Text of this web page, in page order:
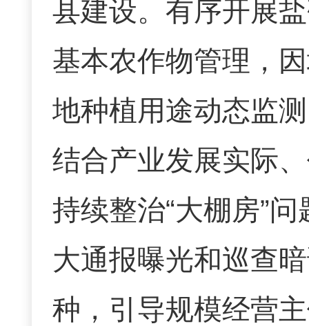
县建设。有序开展
基本农作物管理，
地种植用途动态监
结合产业发展实际
持续整治“大棚房”问
大通报曝光和巡查
种，引导规模经营